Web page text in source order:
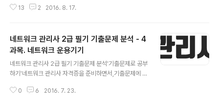
트를 넘어 서버 측까지 확장을 하였고, 모바일 앱개발까지
언어라고 볼 수 있습니다. (하태하태!) 또 Python이라는
언어와 함께, 개발 입문자들이 처음에 접하기 쉽다는 이유
로, 언어에 대한 진입 장벽이 낮다는 이유로 많은 사람들이
배우려고 하는 언어입니다. (사실, 저는 이 의견에 동의하지
는 않습니다…) 그래서 제가 직접 접해본 자바스크립트에
대한 의견을 정리해보았습니다. 시중에 출시되는 자바스크
13 2 2016. 8. 17.
네트워크 관리사 2급 필기 기출문제 분석 - 4
과목. 네트워크 운용기기
네트워크 관리사 2급 필기 기출문제 분석'기출문제로 공부
하기'네트워크 관리사 자격증을 준비하면서,기출문제에 자
요약, 정리를 하였습니다. 4과목. 네트워크 운용기기 RAID
0 6 2016. 7. 23.